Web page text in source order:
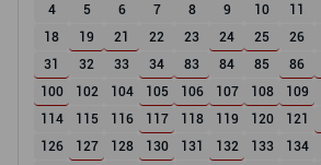
4
5 6 7 8 9 10 11
18
19 21 22 23 24 25 26
31
32 33 34 83 84 85 86
100
102 104 105 106 107 108 109
114
115 116 117 118 119 120 121
126
127 128 130 131 132 133 134